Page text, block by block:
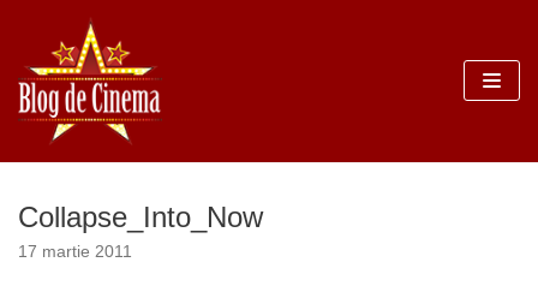
Sari
la
conținut
Collapse_Into_Now
17 martie 2011